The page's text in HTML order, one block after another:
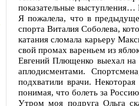
показательные
Я пожалела, что в
спорта Виталия Соболева,
катания сломала карьеру
свой промах вареньем из
Евгений Плющенко выехал на
аплодисментами.
подхватили врачи.
понимая, что болеть за
Утром моя подруга Ольга